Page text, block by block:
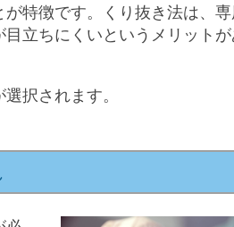
特徴です。くり抜き法は、
立ちにくいというメリットが
択されます。